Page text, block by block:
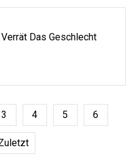
Das Geschlecht
3 4 5 6